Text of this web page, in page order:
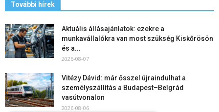
További hírek
Aktuális állásajánlatok: ezekre a
munkavállalókra van most szükség Kiskőrösön
és a...
2026-08-07
Vitézy Dávid: már ősszel újraindulhat a
személyszállítás a Budapest–Belgrád
vasútvonalon
2026-08-06